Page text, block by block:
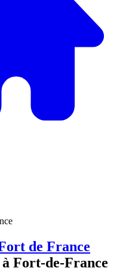
de France
Fort-de-France